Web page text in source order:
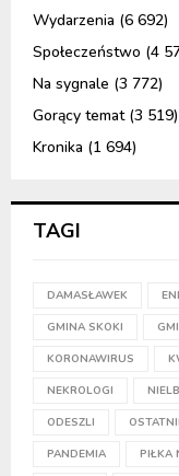
Wydarzenia (6 692)
Społeczeństwo (4
Na sygnale (3 772)
Gorący temat(3 519)
Kronika (1 694)
TAGI
DAMASŁAWEK
GMINA SKOKI
KORONAWIRUS
NEKROLOGI
ODESZLI
PANDEMIA PIŁKA